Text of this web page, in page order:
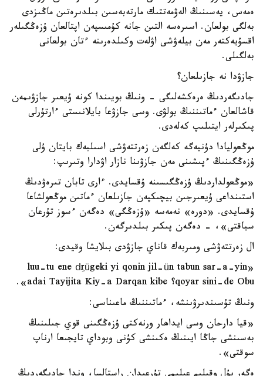
ەمەس، يەسىنىڭ الەۋمەتتىك مارتەبەسىن بىلدىرەتىن ماڭىزدى
بەلگى بولعان. اسىرەسە التىن جانە كۇمىسپەن اپتالعان ۇزەڭگىلەر
اقسۇيەكتەر مەن بيلەۋشى اۋلەت وكىلدەرىنە ءتان بولعانى
بەلگىلى.
جازۋدا نە جازىلعان؟
جادىگەردىڭ ەرەكشەلىگى - ونىڭ بويىندا كونە ۇيعىر جازۋىمەن
قاشالعان ءماتىننىڭ بولۋى. وسى جازۋعا بايلانىستى ءارتۇرلى
پىكىرلەر ايتىلىپ كەلەدى.
موڭعوليادا دۇنيەگە كەلگەن زەرتتەۋشى اسىلبەك بايتان ۇلى
ۇزەڭگىنىڭ ءپىشىنى مەن جازۋىنا نازار اۋدارا وتىرىپ:
«موڭعولداردىڭ ۇزەڭگىسىنە ۇقسايدى. ءارى تابان تىرەۋدىڭ
استىنداعى ۇيعىرجىن بيچىكپەن جازىلعان ءماتىن موڭعولشاعا
ۇقسايدى. «دورە» نەمەسە «ۇزەڭگى» دەگەن ءسوز تۇرعان
سياقتى»، - دەگەن پىكىر بىلدىرگەن.
ال زەرتتەۋشى ومىربەك قاناي جازۋدى بىلايشا وقيدى:
«luu-tu ene dِrügeki yi qonin jil-ün tabun sar-a-yin
qoyar sini-de Obu؟ adai Tayijita Kiy-a Darqan kibe».
ونىڭ تۇسىندىرۋىنشە، ءماتىننىڭ ماعىناسى:
«قيا دارحان وسى ايداھار ورنەكتى ۇزەڭگىنى قوي جىلىنىڭ
بەسىنشى جاڭا ايىنىڭ ەكىنشى كۇنى وبوداي تايجىعا ارناپ
سوقتى».